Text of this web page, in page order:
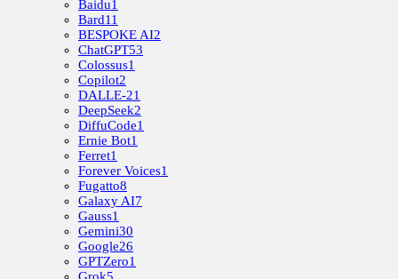
Baidu1
Bard11
BESPOKE AI2
ChatGPT53
Colossus1
Copilot2
DALLE-21
DeepSeek2
DiffuCode1
Ernie Bot1
Ferret1
Forever Voices1
Fugatto8
Galaxy AI7
Gauss1
Gemini30
Google26
GPTZero1